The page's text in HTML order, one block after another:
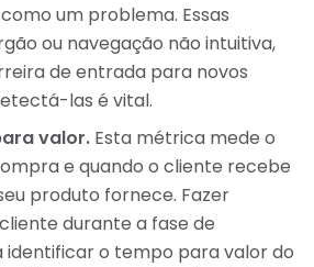
um problema. Essas
ou navegação não intuitiva,
de entrada para novos
las é vital.
valor. Esta métrica mede o
e quando o cliente recebe
produto fornece. Fazer
durante a fase de
identificar o tempo para valor do